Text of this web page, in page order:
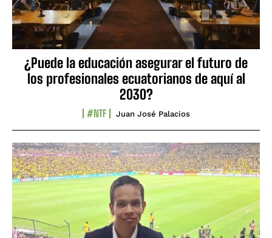
¿Puede la educación asegurar el futuro de
los profesionales ecuatorianos de aquí al
2030?
#NTF Juan José Palacios